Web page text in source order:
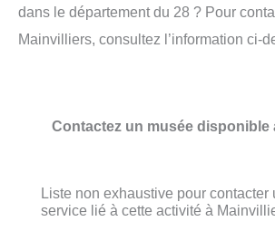
dans le département du 28 ? Pour
Mainvilliers, consultez l’information ci-
Contactez un musée disponible
Liste non exhaustive pour contacter
service lié à cette activité à